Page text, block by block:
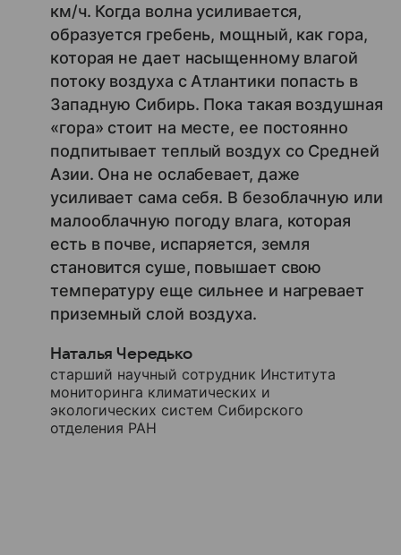
км/ч. Когда волна усиливается,
образуется гребень, мощный, как гора,
которая не дает насыщенному влагой
потоку воздуха с Атлантики попасть в
Западную Сибирь. Пока такая воздушная
«гора» стоит на месте, ее постоянно
подпитывает теплый воздух со Средней
Азии. Она не ослабевает, даже
усиливает сама себя. В безоблачную или
малооблачную погоду влага, которая
есть в почве, испаряется, земля
становится суше, повышает свою
температуру еще сильнее и нагревает
приземный слой воздуха.
Наталья Чередько
старший научный сотрудник Института
мониторинга климатических и
экологических систем Сибирского
отделения РАН